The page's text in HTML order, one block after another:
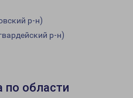
р-н)
р-н)
по области